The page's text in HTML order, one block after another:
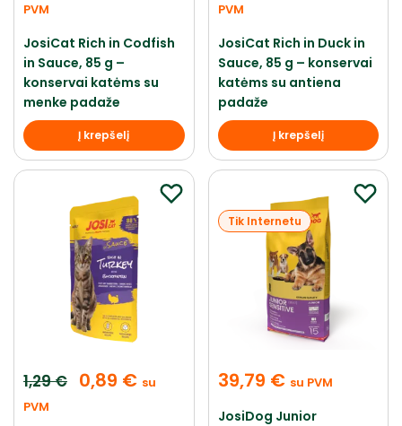
PVM
JosiCat Rich in Codfish
in Sauce, 85 g –
konservai katėms su
menke padaže
Į krepšelį
PVM
JosiCat Rich in Duck in
Sauce, 85 g – konservai
katėms su antiena
padaže
Į krepšelį
1,29€ 0,89 € su
PVM
39,79 € su PVM
Tik Internetu
JosiDog Junior